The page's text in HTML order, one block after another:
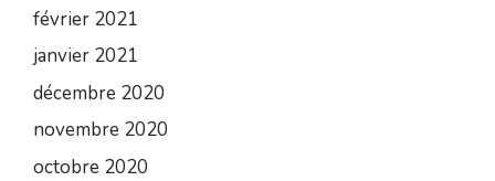
février 2021
janvier 2021
décembre 2020
novembre 2020
octobre 2020